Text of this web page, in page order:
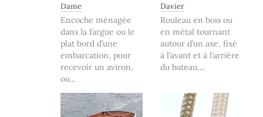
Dame
Encoche ménagée
dans la fargue ou le
plat bord d’une
embarcation, pour
recevoir un aviron,
ou...
Davier
Rouleau en bois ou
en métal tournant
autour d’un axe, fixé
à l’avant et à l’arrière
du bateau,...